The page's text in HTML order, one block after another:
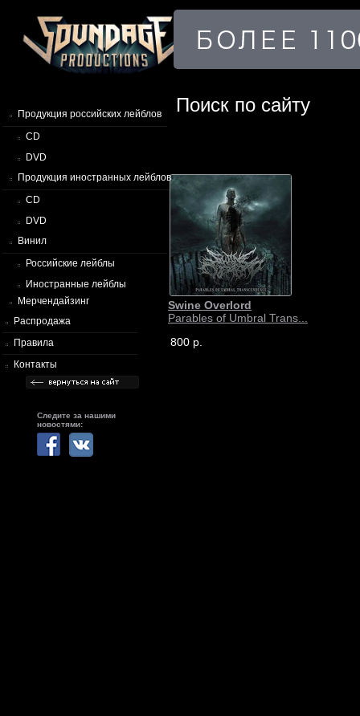
Продукция российских лейблов
CD
DVD
Продукция иностранных лейблов
CD
DVD
Винил
Российские лейблы
Иностранные лейблы
Мерчендайзинг
Распродажа
Правила
Контакты
Следите за нашими
новостями:
Поиск по сайту
Swine Overlord
Parables of Umbral Trans...
800 р.